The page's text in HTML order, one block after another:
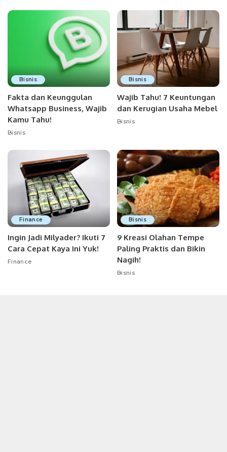
Bisnis
Fakta dan Keunggulan
Whatsapp Business, Wajib
Kamu Tahu!
Bisnis
Bisnis
Wajib Tahu! 7 Keuntungan
dan Kerugian Usaha Mebel
Bisnis
Finance
Ingin Jadi Milyader? Ikuti 7
Cara Cepat Kaya Ini Yuk!
Finance
Bisnis
9 Kreasi Olahan Tempe
Paling Praktis dan Bikin
Nagih!
Bisnis